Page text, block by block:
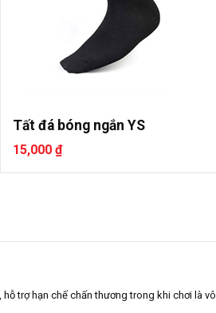
Tất đá bóng ngắn YS
15,000 ₫
, hỗ trợ hạn chế chấn thương trong khi chơi là vô